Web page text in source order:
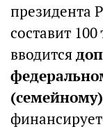
президента
составит
вводится